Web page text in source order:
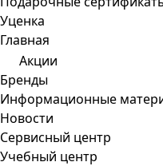
Уценка
Главная
Акции
Бренды
Информационные
Новости
Сервисный центр
Учебный центр